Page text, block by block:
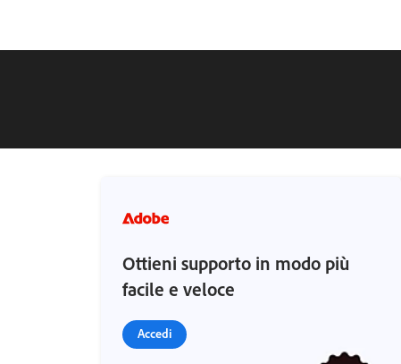
Ottieni supporto in modo più
facile e veloce
Accedi